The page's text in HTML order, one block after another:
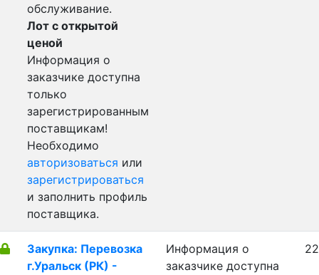
обслуживание.
Лот с открытой
ценой
Информация о
заказчике доступна
только
зарегистрированным
поставщикам!
Необходимо
авторизоваться или
зарегистрироваться
и заполнить профиль
поставщика.
Закупка: Перевозка
г.Уральск (РК) -
Информация о
заказчике доступна